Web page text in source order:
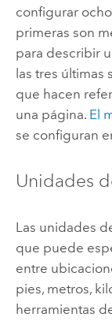
configurar
primeras son
para describir
las tres últimas
que hacen
una página. El
se configuran
Unidades
Las unidades
que puede
entre
pies, metros,
herramientas